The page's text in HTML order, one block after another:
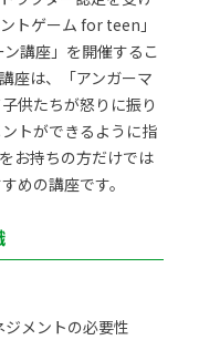
トゲーム for teen」
講座」を開催するこ
座は、「アンガーマ
供たちが怒りに振り
トができるように指
お持ちの方だけでは
めの講座です。
メントの必要性